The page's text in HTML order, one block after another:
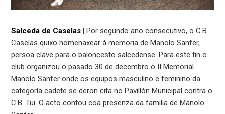
Salceda de Caselas | Por segundo ano consecutivo, o C.B.
Caselas quixo homenaxear á memoria de Manolo Sanfer,
persoa clave para o baloncesto salcedense. Para este fin o
club organizou o pasado 30 de decembro o II Memorial
Manolo Sanfer onde os equipos masculino e feminino da
categoría cadete se deron cita no Pavillón Municipal contra o
C.B. Tui. O acto contou coa presenza da familia de Manolo